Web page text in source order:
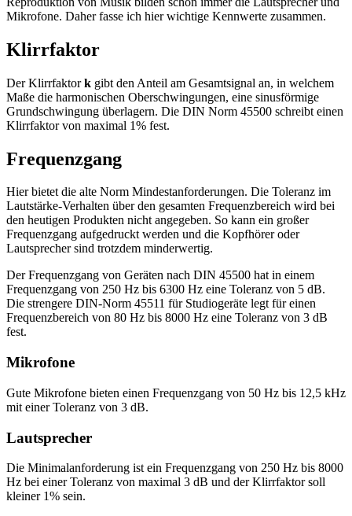
Mikrofone. Daher fasse ich hier wichtige Kennwerte zusammen.
Klirrfaktor
Der Klirrfaktork gibt den Anteil am Gesamtsignal an, in welchem
Maße die harmonischen Oberschwingungen, eine sinusförmige
Grundschwingung überlagern. Die DIN Norm 45500 schreibt einen
Klirrfaktor von maximal 1% fest.
Frequenzgang
Hier bietet die alte Norm Mindestanforderungen. Die Toleranz im
Lautstärke-Verhalten über den gesamten Frequenzbereich wird bei
den heutigen Produkten nicht angegeben. So kann ein großer
Frequenzgang aufgedruckt werden und die Kopfhörer oder
Lautsprecher sind trotzdem minderwertig.
Der Frequenzgang von Geräten nach DIN 45500 hat in einem
Frequenzgang von 250 Hz bis 6300 Hz eine Toleranz von 5 dB.
Die strengere DIN-Norm 45511 für Studiogeräte legt für einen
Frequenzbereich von 80 Hz bis 8000 Hz eine Toleranz von 3 dB
fest.
Mikrofone
Gute Mikrofone bieten einen Frequenzgang von 50 Hz bis 12,5 kHz
mit einer Toleranz von 3 dB.
Lautsprecher
Die Minimalanforderung ist ein Frequenzgang von 250 Hz bis 8000
Hz bei einer Toleranz von maximal 3 dB und der Klirrfaktor soll
kleiner 1% sein.